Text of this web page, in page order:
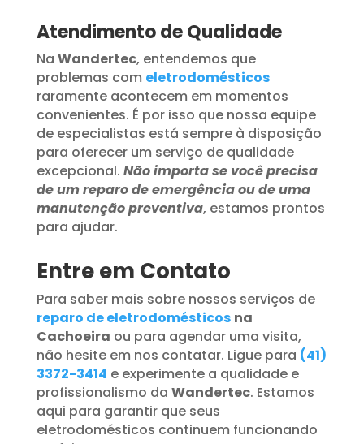
Atendimento de Qualidade
Na Wandertec, entendemos que
problemas com eletrodomésticos
raramente acontecem em momentos
convenientes. É por isso que nossa equipe
de especialistas está sempre à disposição
para oferecer um serviço de qualidade
excepcional. Não importa se você precisa
de um reparo de emergência ou de uma
manutenção preventiva, estamos prontos
para ajudar.
Entre em Contato
Para saber mais sobre nossos serviços de
reparo de eletrodomésticos na
Cachoeira ou para agendar uma visita,
não hesite em nos contatar. Ligue para (41)
3372-3414 e experimente a qualidade e
profissionalismo da Wandertec. Estamos
aqui para garantir que seus
eletrodomésticos continuem funcionando